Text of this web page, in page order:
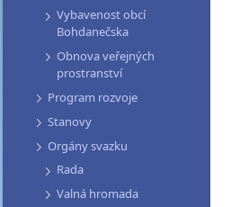
Vybavenost obcí
Bohdanečska
Obnova veřejných
prostranství
Program rozvoje
Stanovy
Orgány svazku
Rada
Valná hromada